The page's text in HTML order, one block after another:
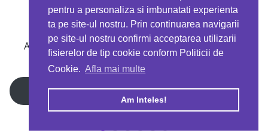
pentru a personaliza si imbunatati experienta
ta pe site-ul nostru. Prin continuarea navigarii
pe site-ul nostru confirmi acceptarea utilizarii
fisierelor de tip cookie conform Politicii de
Cookie. Afla mai multe
Am Inteles!
Copyright © 2026 EAT & TRACK S.R.L
MYPROTEIN
Ai 40%reducere la orice comandă folosind codul
EATTRACK
Profită acum